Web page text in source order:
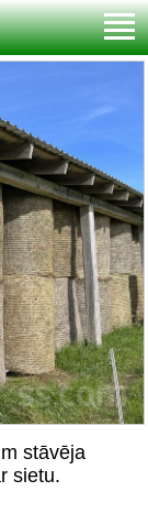
stāvēja
sietu.